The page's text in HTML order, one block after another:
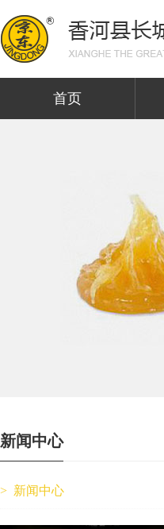
首页
新闻中心
> 新闻中心